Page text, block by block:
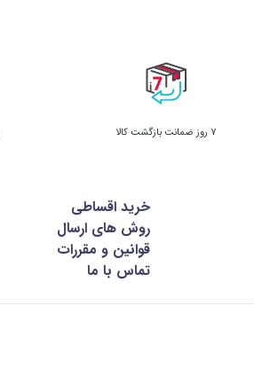
7 روز ضمانت بازگشت کالا
خرید اقساطی
روش های ارسال
قوانین و مقررات
تماس با ما